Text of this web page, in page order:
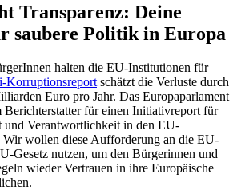
Transparenz: Deine
saubere Politik in Europa
halten die EU-Institutionen für
Korruptionsreport schätzt die Verluste durch
Euro pro Jahr. Das Europaparlament
Berichterstatter für einen Initiativreport für
und Verantwortlichkeit in den EU-
Wir wollen diese Aufforderung an die EU-
Gesetz nutzen, um den Bürgerinnen und
wieder Vertrauen in ihre Europäische